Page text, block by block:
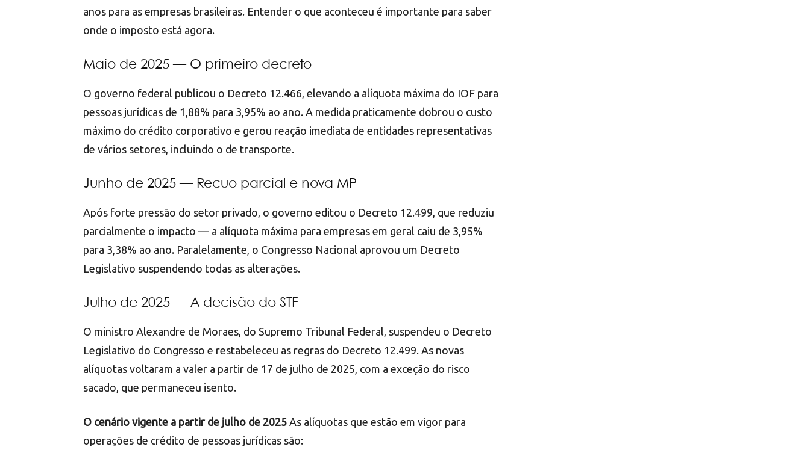
anos para as empresas brasileiras. Entender o que aconteceu é importante para saber
onde o imposto está agora.
Maio de 2025 — O primeiro decreto
O governo federal publicou o Decreto 12.466, elevando a alíquota máxima do IOF para
pessoas jurídicas de 1,88% para 3,95% ao ano. A medida praticamente dobrou o custo
máximo do crédito corporativo e gerou reação imediata de entidades representativas
de vários setores, incluindo o de transporte.
Junho de 2025 — Recuo parcial e nova MP
Após forte pressão do setor privado, o governo editou o Decreto 12.499, que reduziu
parcialmente o impacto — a alíquota máxima para empresas em geral caiu de 3,95%
para 3,38% ao ano. Paralelamente, o Congresso Nacional aprovou um Decreto
Legislativo suspendendo todas as alterações.
Julho de 2025 — A decisão do STF
O ministro Alexandre de Moraes, do Supremo Tribunal Federal, suspendeu o Decreto
Legislativo do Congresso e restabeleceu as regras do Decreto 12.499. As novas
alíquotas voltaram a valer a partir de 17 de julho de 2025, com a exceção do risco
sacado, que permaneceu isento.
O cenário vigente a partir de julho de 2025 As alíquotas que estão em vigor para
operações de crédito de pessoas jurídicas são: